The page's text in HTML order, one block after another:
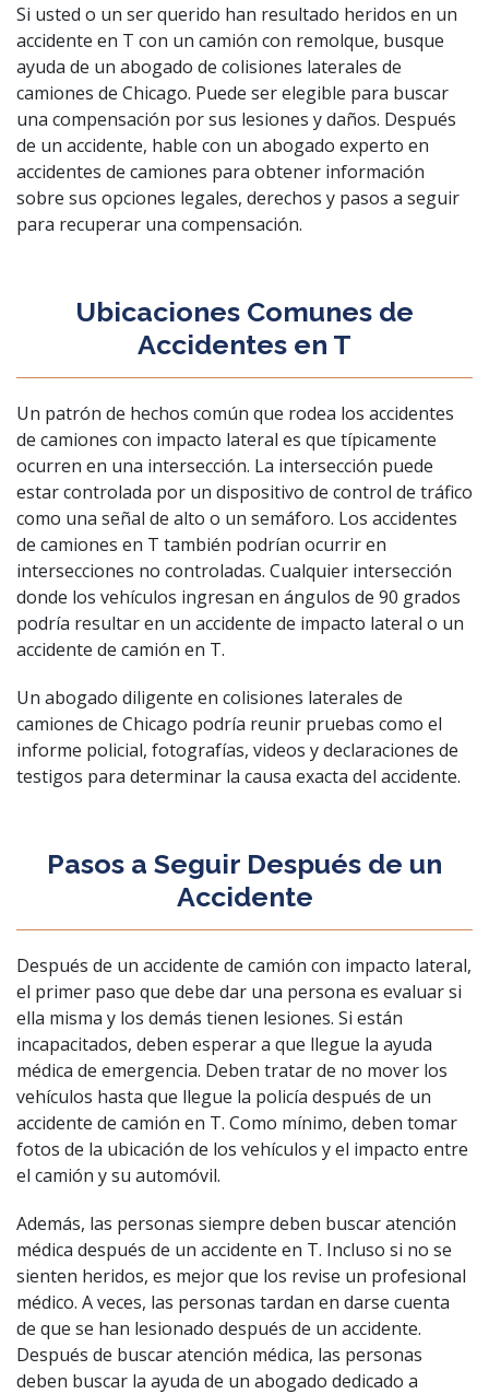
Si usted o un ser querido han resultado heridos en un
accidente en T con un camión con remolque, busque
ayuda de un abogado de colisiones laterales de
camiones de Chicago. Puede ser elegible para buscar
una compensación por sus lesiones y daños. Después
de un accidente, hable con un abogado experto en
accidentes de camiones para obtener información
sobre sus opciones legales, derechos y pasos a seguir
para recuperar una compensación.
Ubicaciones Comunes de
Accidentes en T
Un patrón de hechos común que rodea los accidentes
de camiones con impacto lateral es que típicamente
ocurren en una intersección. La intersección puede
estar controlada por un dispositivo de control de tráfico
como una señal de alto o un semáforo. Los accidentes
de camiones en T también podrían ocurrir en
intersecciones no controladas. Cualquier intersección
donde los vehículos ingresan en ángulos de 90 grados
podría resultar en un accidente de impacto lateral o un
accidente de camión en T.
Un abogado diligente en colisiones laterales de
camiones de Chicago podría reunir pruebas como el
informe policial, fotografías, videos y declaraciones de
testigos para determinar la causa exacta del accidente.
Pasos a Seguir Después de un
Accidente
Después de un accidente de camión con impacto lateral,
el primer paso que debe dar una persona es evaluar si
ella misma y los demás tienen lesiones. Si están
incapacitados, deben esperar a que llegue la ayuda
médica de emergencia. Deben tratar de no mover los
vehículos hasta que llegue la policía después de un
accidente de camión en T. Como mínimo, deben tomar
fotos de la ubicación de los vehículos y el impacto entre
el camión y su automóvil.
Además, las personas siempre deben buscar atención
médica después de un accidente en T. Incluso si no se
sienten heridos, es mejor que los revise un profesional
médico. A veces, las personas tardan en darse cuenta
de que se han lesionado después de un accidente.
Después de buscar atención médica, las personas
deben buscar la ayuda de un abogado dedicado a